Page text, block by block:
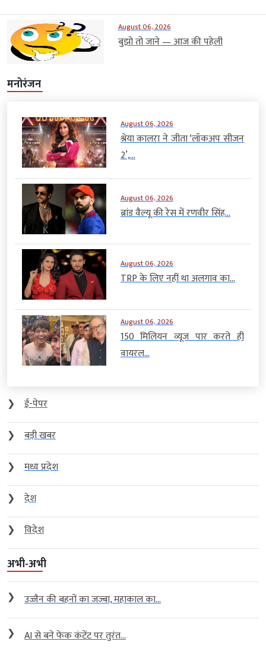
August 06, 2026
बुझो तो जाने — आज की पहेली
मनोरंजन
August 06, 2026
श्रेया कालरा ने जीता ‘लॉकअप सीजन
2’,...
August 06, 2026
ब्रांड वैल्यू की रेस में रणवीर सिंह...
August 06, 2026
TRP के लिए नहीं था अलगाव का...
August 06, 2026
150 मिलियन व्यूज पार करते ही
वायरल...
❯
ई-पेपर
❯
बड़ी खबर
❯
मध्य प्रदेश
❯
देश
❯
विदेश
अभी-अभी
❯ उज्जैन की बहनों का जज्बा, महाकाल का...
❯ AI से बने फेक कंटेंट पर तुरंत...